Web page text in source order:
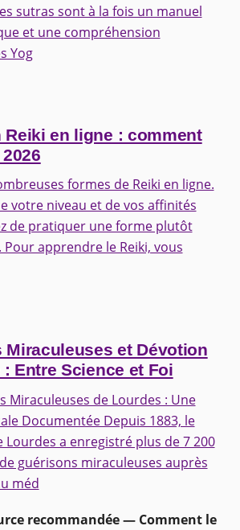
sutras sont à la fois un manuel
et une compréhension
Yog
Reiki en ligne : comment
formes de Reiki en ligne.
votre niveau et de vos affinités
de pratiquer une forme plutôt
Pour apprendre le Reiki, vous
Miraculeuses et Dévotion
Entre Science et Foi
Miraculeuses de Lourdes : Une
Documentée Depuis 1883, le
Lourdes a enregistré plus de 7 200
guérisons miraculeuses auprès
méd
recommandée — Comment le